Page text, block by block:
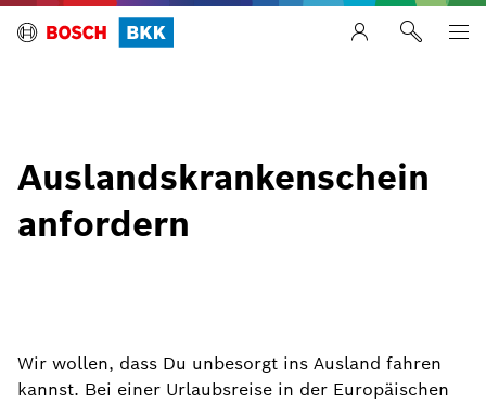
Auslandskrankenschein
anfordern
Wir wollen, dass Du unbesorgt ins Ausland fahren
kannst. Bei einer Urlaubsreise in der Europäischen